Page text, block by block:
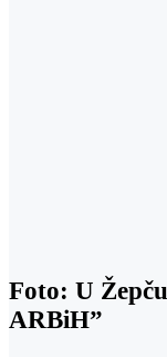
Foto: U
ARBiH”